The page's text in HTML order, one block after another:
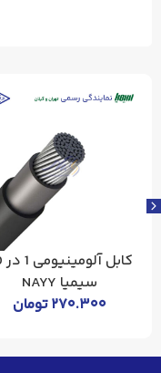
سیمیا NAYY
۲۷۰.۳۰۰تومان